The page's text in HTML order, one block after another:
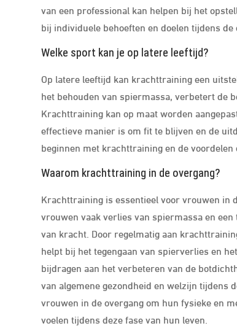
van een professional kan helpen bij het
bij individuele behoeften en doelen tijdens de
Welke sport kan je op latere leeftijd?
Op latere leeftijd kan krachttraining een
het behouden van spiermassa, verbetert de
Krachttraining kan op maat worden
effectieve manier is om fit te blijven en de
beginnen met krachttraining en de
Waarom krachttraining in de overgang?
Krachttraining is essentieel voor vrouwen in
vrouwen vaak verlies van spiermassa en
van kracht. Door regelmatig aan
helpt bij het tegengaan van spierverlies en
bijdragen aan het verbeteren van de
van algemene gezondheid en welzijn
vrouwen in de overgang om hun fysieke en
voelen tijdens deze fase van hun leven.